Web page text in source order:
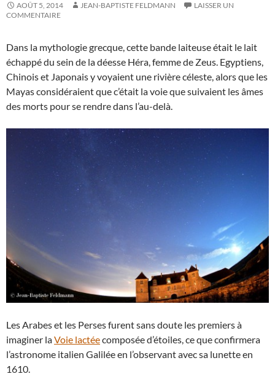
AOÛT 5, 2014 JEAN-BAPTISTE FELDMANN
LAISSER UN
COMMENTAIRE
Dans la mythologie grecque, cette bande laiteuse était le lait
échappé du sein de la déesse Héra, femme de Zeus. Egyptiens,
Chinois et Japonais y voyaient une rivière céleste, alors que les
Mayas considéraient que c’était la voie que suivaient les âmes
des morts pour se rendre dans l’au-delà.
Les Arabes et les Perses furent sans doute les premiers à
imaginer laVoie lactéecomposée d’étoiles, ce que confirmera
l’astronome italien Galilée en l’observant avec sa lunette en
1610.